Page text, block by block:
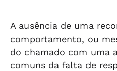
A ausência de uma
comportamento, ou
do chamado com uma
comuns da falta de